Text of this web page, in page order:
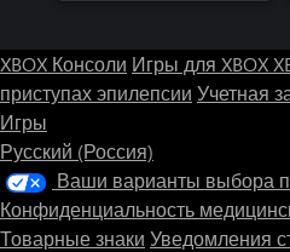
XBOX Консоли Игры для XBOX
приступах эпилепсии Учетная
Игры
Русский (Россия)
Ваши варианты выбора
Конфиденциальность
Товарные знаки Уведомления